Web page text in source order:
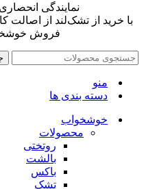
نمایندگی
با خرید از تشک‌لند از اصالت
فروش
منو
دسته بندی ها
خوشخواب
محصولات
روتختی
بالشت
باکس
تشک